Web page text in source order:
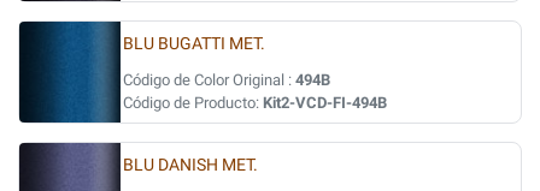
BLU BUGATTI MET.
Código de Color Original : 494B
Código de Producto: Kit2-VCD-FI-494B
BLU DANISH MET.